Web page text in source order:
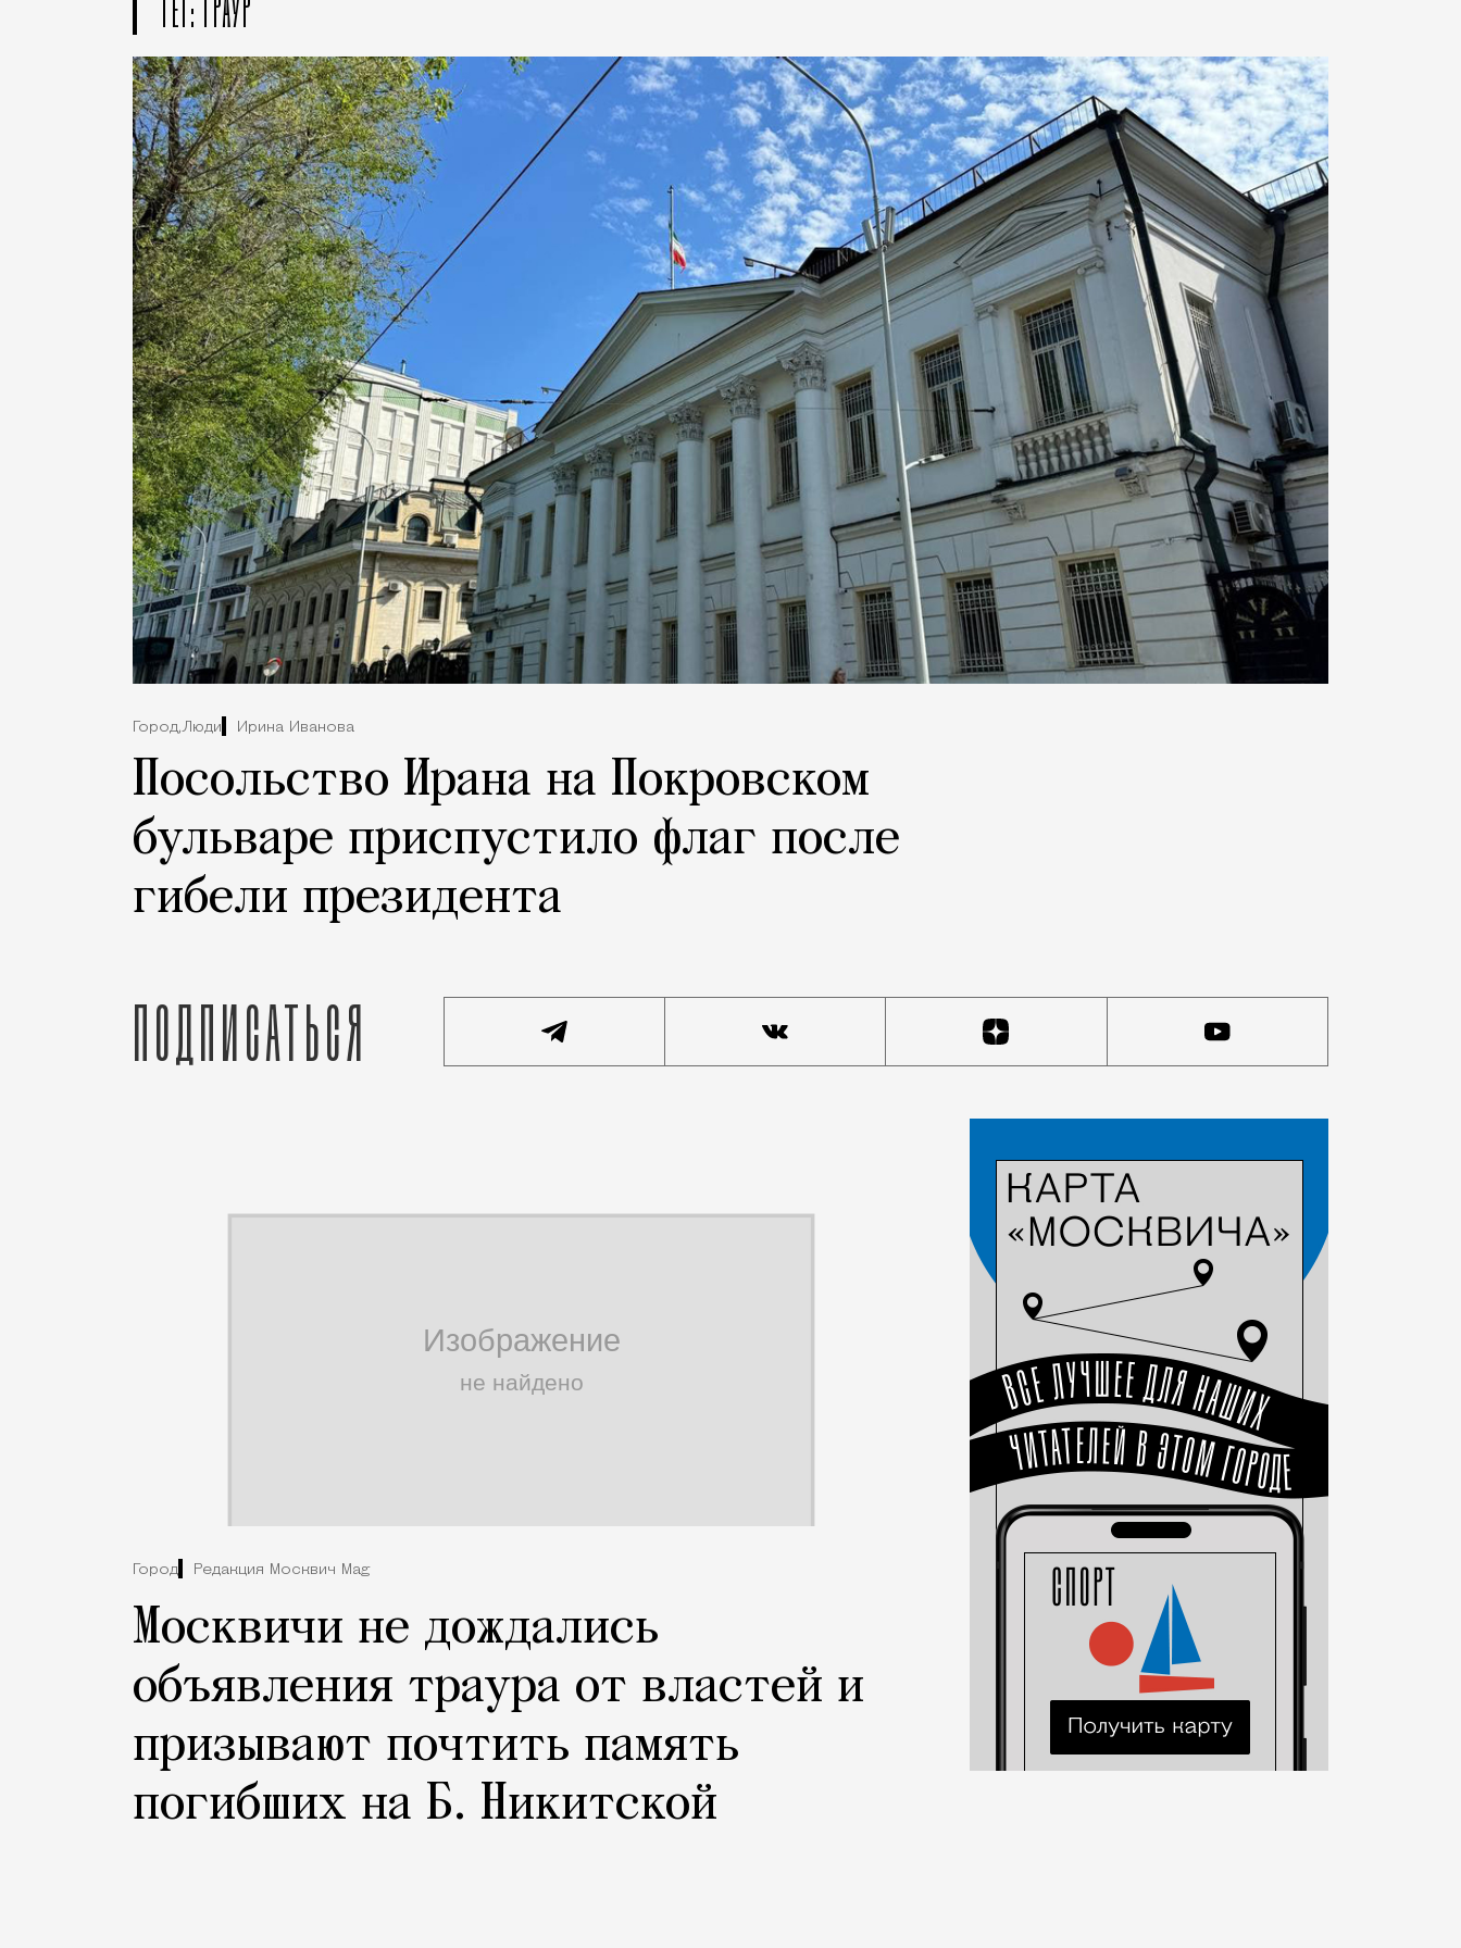
Город,Люди Ирина Иванова
Посольство Ирана на Покровском
бульваре приспустило флаг после
гибели президента
Подписаться
Город Редакция Москвич Mag
Москвичи не дождались
объявления траура от властей и
призывают почтить память
погибших на Б. Никитской